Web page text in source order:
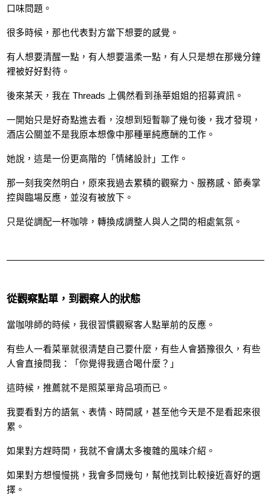
口味問題。
很多時候，那也代表對方當下想要的感覺。
有人想要清醒一點，有人想要溫柔一點，有人只是想在那幾分鐘
裡被好好對待。
後來某天，我在 Threads 上偶然看到孫華姐姐的招募資訊。
一開始只是好奇點進去看，沒想到短暫聊了幾句後，我才發現，
酒店公關並不是我原本想像中那種單純應酬的工作。
她說，這是一份更高階的「情緒設計」工作。
那一刻我突然明白，原來我過去累積的觀察力、服務感、節奏掌
控與臨場反應，並沒有被放下。
只是從調配一杯咖啡，轉換成調整人與人之間的相處氣氛。
從觀察點單，到觀察人的狀態
當咖啡師的時候，我很習慣觀察客人點單前的反應。
有些人一看菜單就很清楚自己要什麼，有些人會猶豫很久，有些
人會直接問我：「你覺得我適合喝什麼？」
這時候，推薦就不是照菜單背品項而已。
我要看對方的語氣、表情、時間感，甚至他今天是不是看起來很
累。
如果對方趕時間，我就不會講太多複雜的風味介紹。
如果對方想慢慢挑，我會多問幾句，幫他找到比較接近喜好的選
擇。